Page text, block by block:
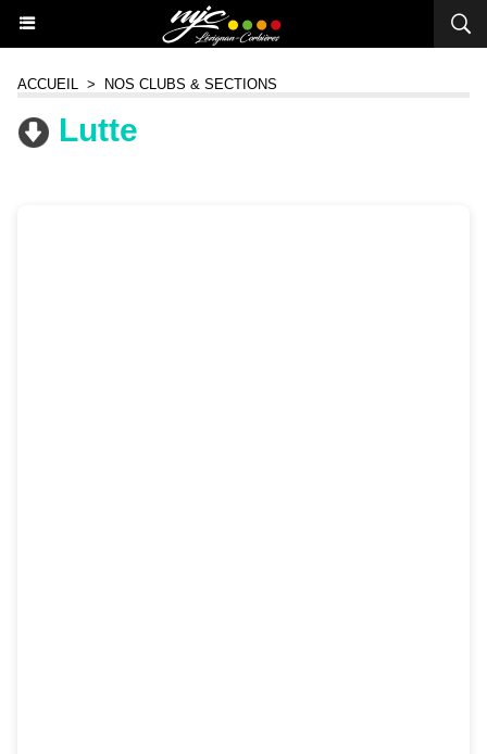
ACCUEIL > NOS CLUBS & SECTIONS
Lutte